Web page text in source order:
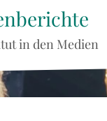
in den Medien